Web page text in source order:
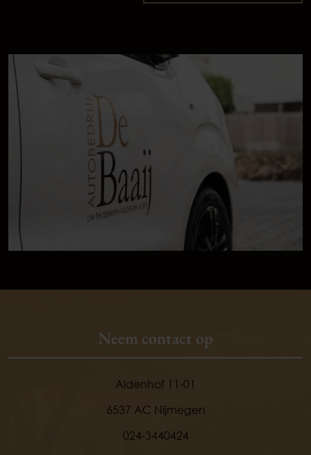
Neem contact op
Aldenhof 11-01
6537 AC Nijmegen
024-3440424